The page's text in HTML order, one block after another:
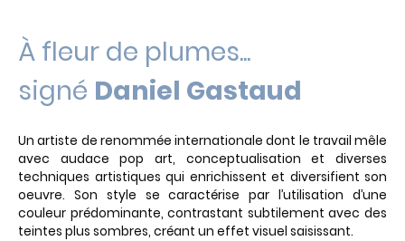
À fleur de plumes...
signé Daniel Gastaud
Un artiste de renommée internationale dont le travail mêle
avec audace pop art, conceptualisation et diverses
techniques artistiques qui enrichissent et diversifient son
oeuvre. Son style se caractérise par l’utilisation d’une
couleur prédominante, contrastant subtilement avec des
teintes plus sombres, créant un effet visuel saisissant.